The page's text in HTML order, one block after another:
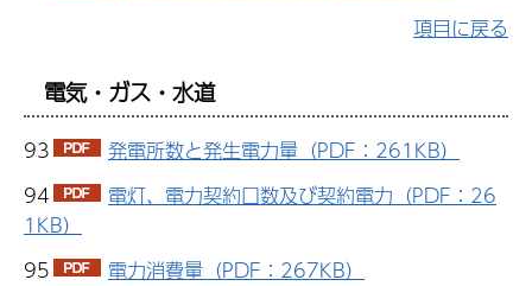
項目に戻る
電気・ガス・水道
93
発電所数と発生電力量（PDF：261KB）
94
電灯、電力契約口数及び契約電力（PDF：26
1KB）
95
電力消費量（PDF：267KB）